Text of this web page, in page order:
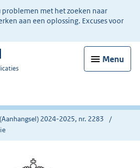
met het zoeken naar
aan een oplossing. Excuses voor
Menu
2024-2025, nr. 2283